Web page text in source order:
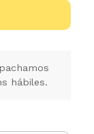
hábiles.